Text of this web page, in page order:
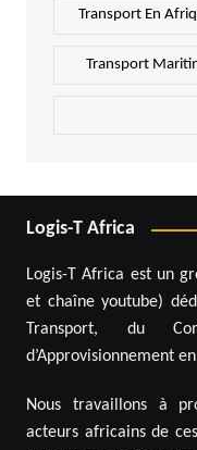
Transport En
Transport
Logis-T Africa
Logis-T Africa est un
et chaîne youtube)
Transport, du
d’Approvisionnement
Nous travaillons à
acteurs africains de